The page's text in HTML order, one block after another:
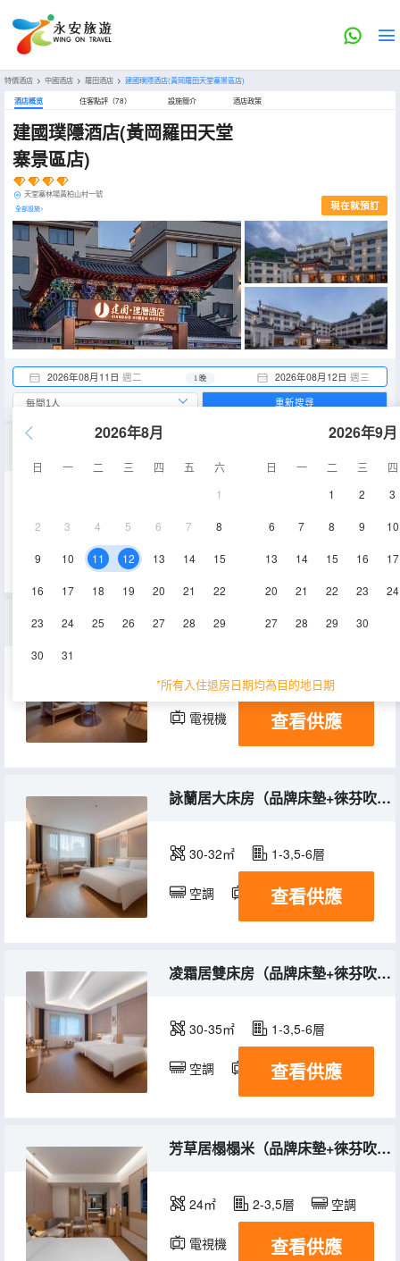
特價酒店 > 中國酒店 > 羅田酒店 > 建國璞隱酒店(黃岡羅田天堂寨景區店)
酒店概览 住客點評（78） 設施簡介 酒店政策
建國璞隱酒店(黃岡羅田天堂
寨景區店)
天堂寨林場黃柏山村一號
全部設施> 現在就預訂
2026年08月11日 週二 2026年08月12日 週三
1 晚
2026年8月
日 一 二 三 四 五
六
1
2 3 4 5 6 7 8
9 10 11 12 13 14 15
16 17 18 19 20 21 22
23 24 25 26 27 28 29
30 31
2026年9月
日 一 二 三
四
1
2 3
6 7 8 9 10
13 14 15 16 17
20 21 22 23 24
27 28 29 30
*所有入住退房日期均為目的地日期
重新搜尋
33-35㎡
46㎡ 2-3,5層 空調
電視機 查看供應
詠蘭居大床房（品牌床墊+徠芬吹風機+65寸電視投屏）
30-32㎡ 1-3,5-6層
空調 電視機
查看供應
凌霜居雙床房（品牌床墊+徠芬吹風機+65寸電視投屏）
30-35㎡ 1-3,5-6層
空調 電視機
查看供應
芳草居榻榻米（品牌床墊+徠芬吹風機+65寸電視投屏）
24㎡ 2-3,5層 空調
電視機 查看供應